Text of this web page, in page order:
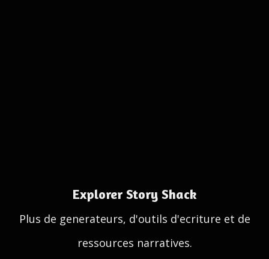
Explorer Story Shack
Plus de generateurs, d'outils d'ecriture et de
ressources narratives.